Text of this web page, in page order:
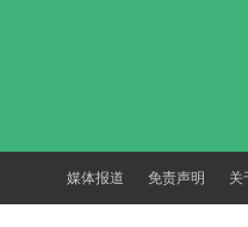
媒体报道 免责声明 关